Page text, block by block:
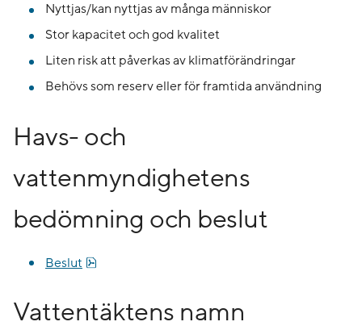
Nyttjas/kan nyttjas av många människor
Stor kapacitet och god kvalitet
Liten risk att påverkas av klimatförändringar
Behövs som reserv eller för framtida användning
Havs- och
vattenmyndighetens
bedömning och beslut
Beslut
Vattentäktens namn